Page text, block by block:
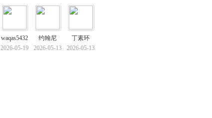
waqas5432
2026-05-19
约翰尼
2026-05-13
丁素环
2026-05-13